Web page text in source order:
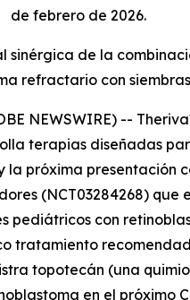
de febrero de 2026.
de la
refractario con
NEWSWIRE) --
terapias diseñadas
próxima presentación
(NCT03284268)
pediátricos con
topotecán (una
en el